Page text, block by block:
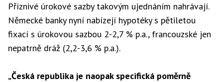
Příznivé úrokové sazby takovým ujednáním nahrávají.
Německé banky nyní nabízejí hypotéky s pětiletou
fixací s úrokovou sazbou 2-2,7 % p.a., francouzské jen
nepatrně dráž (2,2-3,6 % p.a.).
„Česká republika je naopak specifická poměrně